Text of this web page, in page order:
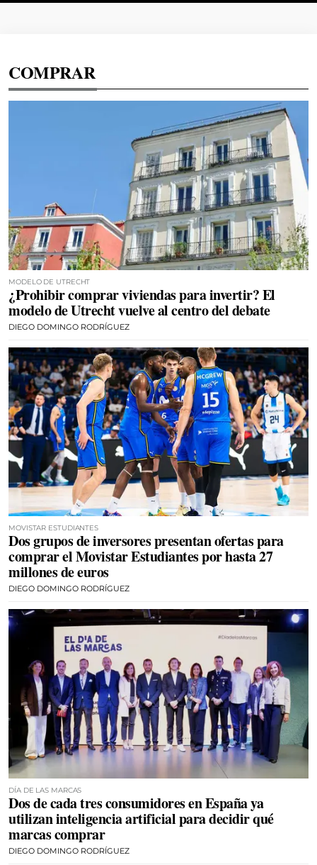
COMPRAR
MODELO DE UTRECHT
¿Prohibir comprar viviendas para invertir? El
modelo de Utrecht vuelve al centro del debate
DIEGO DOMINGO RODRÍGUEZ
MOVISTAR ESTUDIANTES
Dos grupos de inversores presentan ofertas para
comprar el Movistar Estudiantes por hasta 27
millones de euros
DIEGO DOMINGO RODRÍGUEZ
DÍA DE LAS MARCAS
Dos de cada tres consumidores en España ya
utilizan inteligencia artificial para decidir qué
marcas comprar
DIEGO DOMINGO RODRÍGUEZ